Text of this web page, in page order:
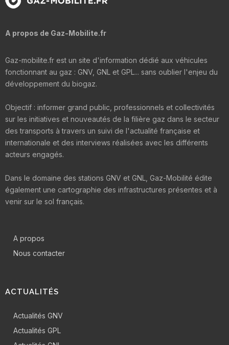
A propos de Gaz-Mobilite.fr
Gaz-mobilite.fr est un site d'information dédié aux véhicules
fonctionnant au gaz : GNV, GNL et GPL... sans oublier l'enjeu du
développement du biogaz.
Objectif : informer grand public, professionnels et collectivités
sur les initiatives et nouveautés de la filière gaz dans le secteur
des transports à travers un suivi de l'actualité française et
internationale et des interviews réalisées avec les différents
acteurs engagés.
Dans le domaine des stations GNV et GNL, Gaz-Mobilité édite
également une cartographie des infrastructures présentes et à
venir sur le sol français.
A propos
Nous contacter
ACTUALITÉS
Actualités GNV
Actualités GPL